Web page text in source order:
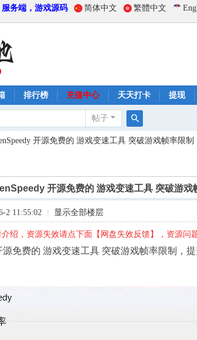
务端，游戏源码 简体中文 繁體中文
排行榜 充值中心 天天打卡 提现
帖子
搜
开源免费的 游戏变速工具 突破游戏帧率限制
开源免费的 游戏变速工具 突破游
2 11:55:02 显示全部楼层
绍，资源失效请点下面【网盘失效反馈】，资源
源免费的 游戏变速工具 突破游戏帧率限制，